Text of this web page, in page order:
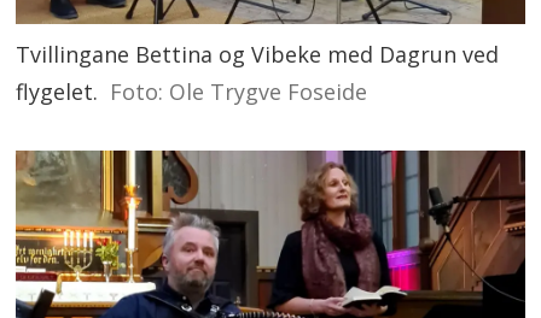
Tvillingane Bettina og Vibeke med Dagrun ved
flygelet. Foto: Ole Trygve Foseide